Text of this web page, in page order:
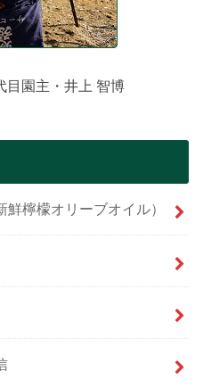
目園主・井上 智博
檸檬オリーブオイル）